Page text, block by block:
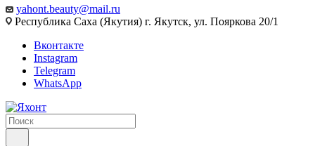
yahont.beauty@mail.ru
Республика Саха (Якутия) г. Якутск, ул. Пояркова 20/1
Вконтакте
Instagram
Telegram
WhatsApp